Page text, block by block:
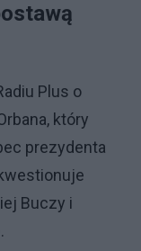
Plus o
który
prezydenta
Buczy i